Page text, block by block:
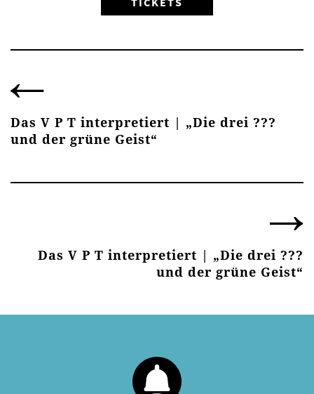
Das V P T interpretiert | „Die drei ???
und der grüne Geist“
Das V P T interpretiert | „Die drei ???
und der grüne Geist“